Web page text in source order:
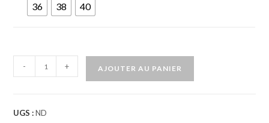
36 38 40
- + AJOUTER AU PANIER
UGS :ND